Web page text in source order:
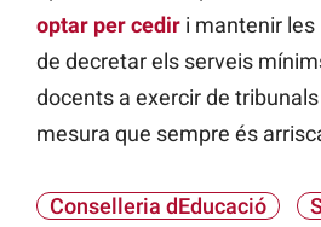
optar per cedir i mantenir
de decretar els serveis
docents a exercir de
mesura que sempre és
Conselleria dEducació